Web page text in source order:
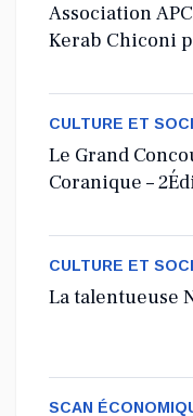
Association
Kerab Chiconi
Ordinaire
CULTURE ET
Le Grand
Coranique –
Cour'an
CULTURE ET
La talentueuse
SCAN